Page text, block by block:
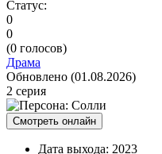
Статус:
0
0
(0 голосов)
Драма
Обновлено (01.08.2026)
2 серия
Смотреть онлайн
Дата выхода: 2023